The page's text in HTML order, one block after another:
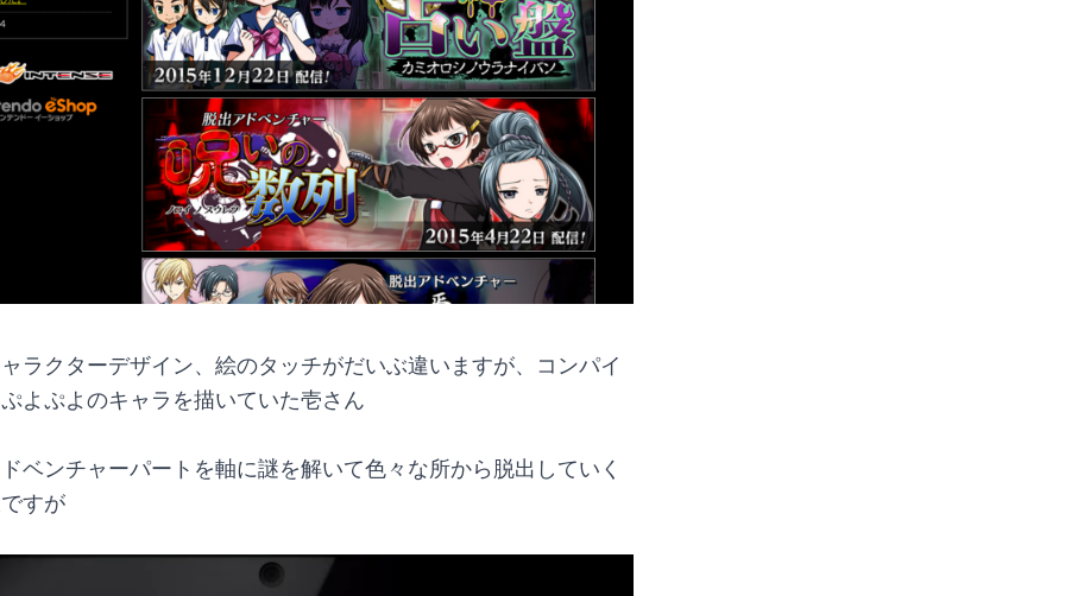
ラクターデザイン、絵のタッチがだいぶ違いますが、コンパイ
よぷよのキャラを描いていた壱さん
ベンチャーパートを軸に謎を解いて色々な所から脱出していく
すが